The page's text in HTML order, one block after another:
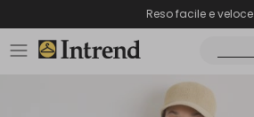
Spedizione gratuita
Reso facile e veloce